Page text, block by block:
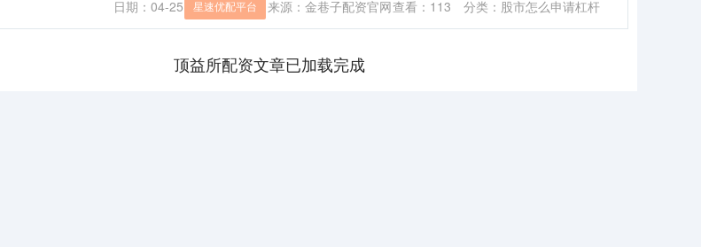
日期：04-25 星速优配平台 来源：金巷子配资官网查看： 113 分类： 股市怎么申请杠杆
顶益所配资文章已加载完成